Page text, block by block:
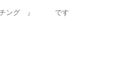
チング 』 です